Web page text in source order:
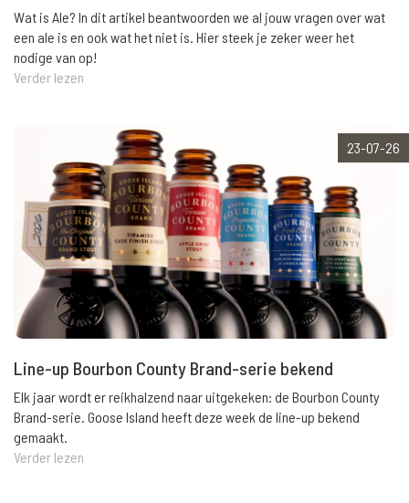
Wat is Ale? In dit artikel beantwoorden we al jouw vragen over wat
een ale is en ook wat het niet is. Hier steek je zeker weer het
nodige van op!
Verder lezen
23-07-26
Line-up Bourbon County Brand-serie bekend
Elk jaar wordt er reikhalzend naar uitgekeken: de Bourbon County
Brand-serie. Goose Island heeft deze week de line-up bekend
gemaakt.
Verder lezen